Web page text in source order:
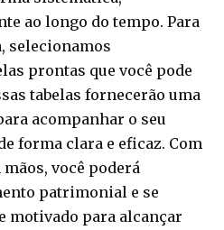
ao longo do tempo. Para
selecionamos
prontas que você pode
tabelas fornecerão uma
acompanhar o seu
forma clara e eficaz. Com
você poderá
patrimonial e se
motivado para alcançar